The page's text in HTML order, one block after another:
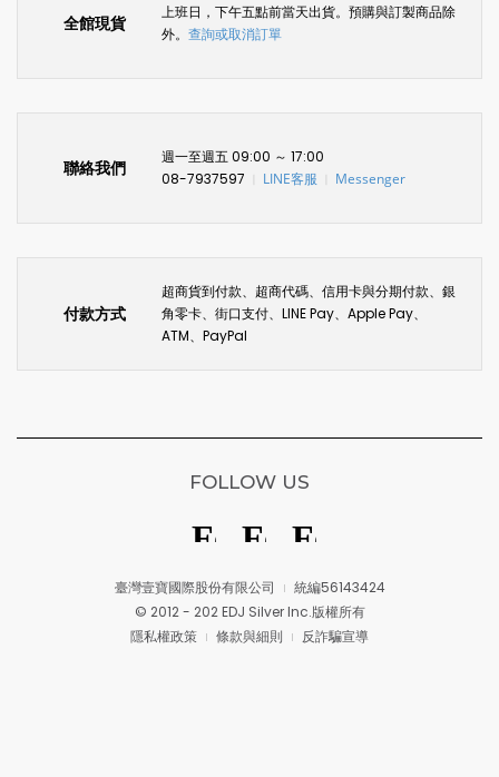
全館現貨
上班日，下午五點前當天出貨。預購與訂製商品除
外。 查詢或取消訂單
聯絡我們
週一至週五 09:00 ～ 17:00
08-7937597
LINE客服 Messenger
付款方式
超商貨到付款、超商代碼、信用卡與分期付款、銀
角零卡、街口支付、LINE Pay、Apple Pay、
ATM、PayPal
臺灣壹寶國際股份有限公司
統編56143424
© 2012 - 202 EDJ Silver Inc.版權所有
隱私權政策
條款與細則 反詐騙宣導
FOLLOW US